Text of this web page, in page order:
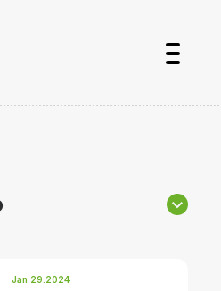
Jan.29.2024